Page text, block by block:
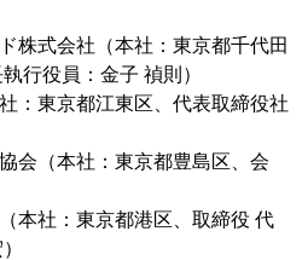
株式会社（本社：東京都千代田
行役員：金子 禎則）
：東京都江東区、代表取締役社
会（本社：東京都豊島区、会
本社：東京都港区、取締役 代